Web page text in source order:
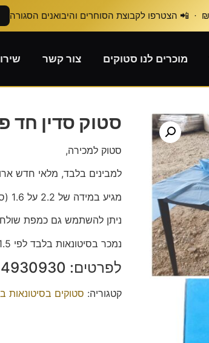
מוכרים לנו סטוקים צור קשר
סטוק סדין חד
סטוק למכירה,
למבינים בלבד, מלאי חדש
מגיע במידה של 2.2 על 1.6 (סדין) ו 0.50 על 0.75 (ציפה).
ניתן להשתמש גם כמפת
נמכר בסיטונאות בלבד לפי 1.5 ש״ח לסט.
לפרטים: ‭054-4930930‬ בנציון.
קטגוריה: סטוקים בסיטונאות